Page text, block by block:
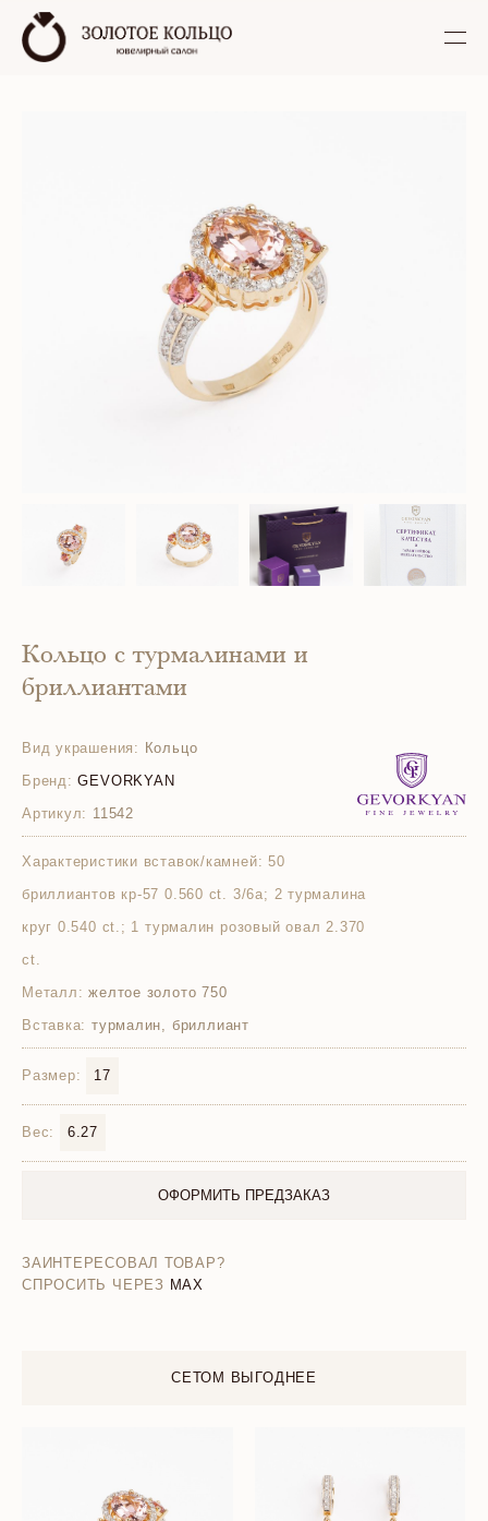
Кольцо с турмалинами и
бриллиантами
Вид украшения: Кольцо
Бренд: GEVORKYAN
Артикул: 11542
Характеристики вставок/камней: 50
бриллиантов кр-57 0.560 ct. 3/6а; 2 турмалина
круг 0.540 ct.; 1 турмалин розовый овал 2.370
ct.
Металл: желтое золото 750
Вставка: турмалин, бриллиант
Размер: 17
Вес: 6.27
ОФОРМИТЬ ПРЕДЗАКАЗ
ЗАИНТЕРЕСОВАЛ ТОВАР?
СПРОСИТЬ ЧЕРЕЗ MAX
СЕТОМ ВЫГОДНЕЕ